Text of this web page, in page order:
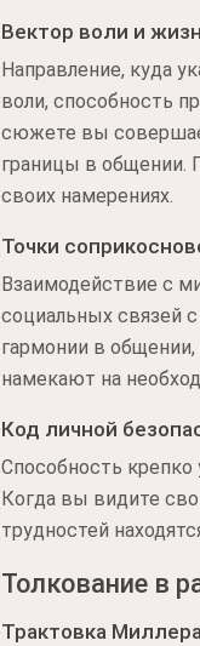
Вектор воли и
Направление, куда
воли, способность
сюжете вы
границы в общении.
своих намерениях.
Точки
Взаимодействие с
социальных связей
гармонии в
намекают на
Код личной
Способность
Когда вы видите
трудностей
Толкование в
Трактовка